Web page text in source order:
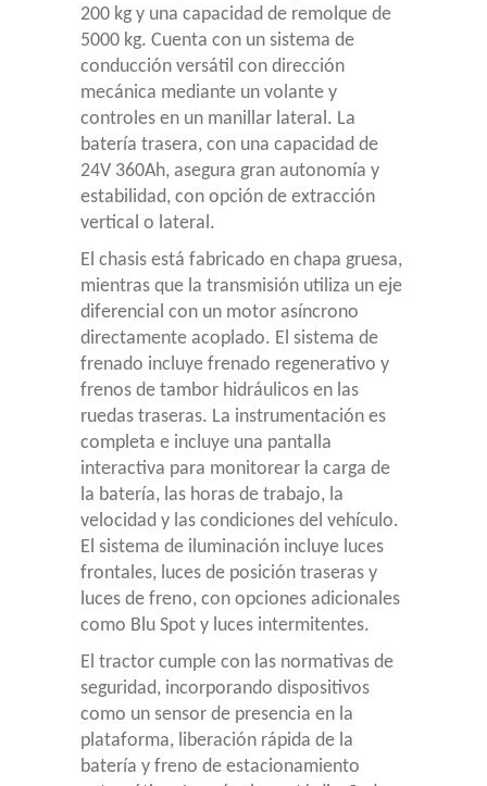
200 kg y una capacidad de remolque de
5000 kg. Cuenta con un sistema de
conducción versátil con dirección
mecánica mediante un volante y
controles en un manillar lateral. La
batería trasera, con una capacidad de
24V 360Ah, asegura gran autonomía y
estabilidad, con opción de extracción
vertical o lateral.
El chasis está fabricado en chapa gruesa,
mientras que la transmisión utiliza un eje
diferencial con un motor asíncrono
directamente acoplado. El sistema de
frenado incluye frenado regenerativo y
frenos de tambor hidráulicos en las
ruedas traseras. La instrumentación es
completa e incluye una pantalla
interactiva para monitorear la carga de
la batería, las horas de trabajo, la
velocidad y las condiciones del vehículo.
El sistema de iluminación incluye luces
frontales, luces de posición traseras y
luces de freno, con opciones adicionales
como Blu Spot y luces intermitentes.
El tractor cumple con las normativas de
seguridad, incorporando dispositivos
como un sensor de presencia en la
plataforma, liberación rápida de la
batería y freno de estacionamiento